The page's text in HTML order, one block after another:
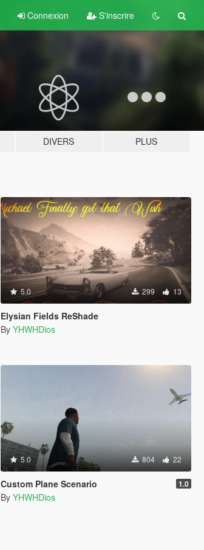
Connexion S'inscrire
DIVERS PLUS
5.0 299 13
Elysian Fields ReShade
By YHWHDios
5.0 804 22
Custom Plane Scenario 1.0
By YHWHDios